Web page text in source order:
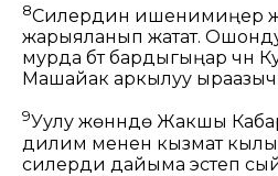
8Силердин ишенимиңер
жарыяланып жатат.
мурда бүт бардыгыңар
Машайак аркылуу
9Уулу жөнүндө Жакшы
дилим менен кызмат
силерди дайыма эстеп